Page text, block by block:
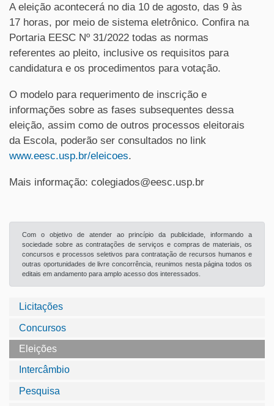
Licitações
Concursos
Eleições
Intercâmbio
Pesquisa
A eleição acontecerá no dia 10 de agosto, das 9 às
17 horas, por meio de sistema eletrônico. Confira na
Portaria EESC Nº 31/2022 todas as normas
referentes ao pleito, inclusive os requisitos para
candidatura e os procedimentos para votação.
O modelo para requerimento de inscrição e
informações sobre as fases subsequentes dessa
eleição, assim como de outros processos eleitorais
da Escola, poderão ser consultados no link
www.eesc.usp.br/eleicoes.
Mais informação: colegiados@eesc.usp.br
Com o objetivo de atender ao princípio da publicidade, informando a
sociedade sobre as contratações de serviços e compras de materiais, os
concursos e processos seletivos para contratação de recursos humanos e
outras oportunidades de livre concorrência, reunimos nesta página todos os
editais em andamento para amplo acesso dos interessados.